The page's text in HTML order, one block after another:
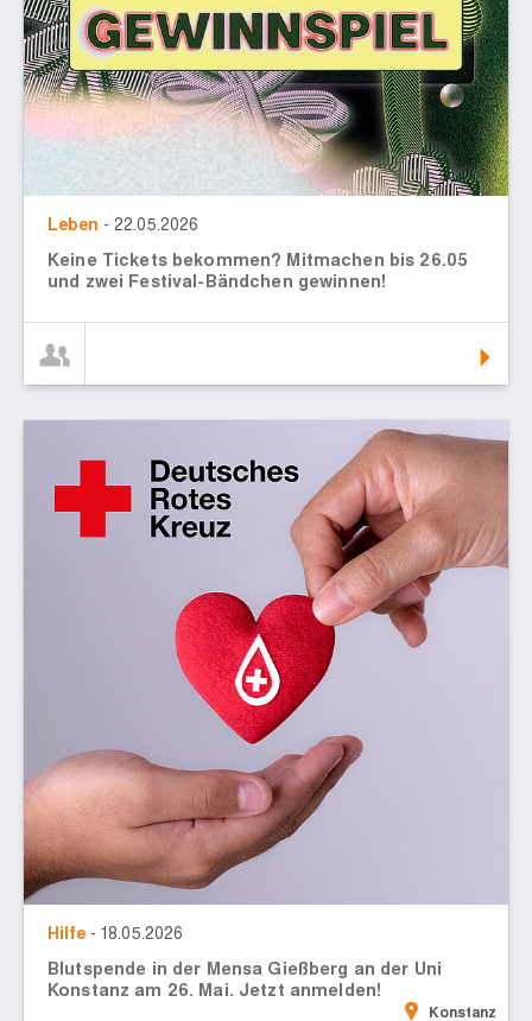
Leben - 22.05.2026
Keine Tickets bekommen? Mitmachen bis 26.05
und zwei Festival-Bändchen gewinnen!
Hilfe - 18.05.2026
Blutspende in der Mensa Gießberg an der Uni
Konstanz am 26. Mai. Jetzt anmelden!
Konstanz